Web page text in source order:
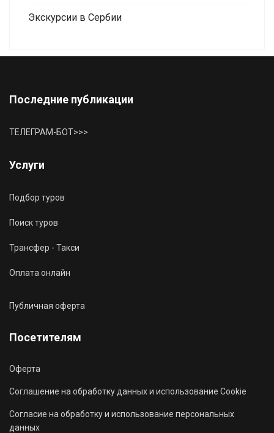
Экскурсии в Сербии
Последние публикации
ТЕЛЕГРАМ-БОТ>>>
Услуги
Подбор туров
Поиск туров
Трансфер - Такси
Оплата онлайн
Публичная оферта
Посетителям
Оферта
Соглашение на обработку данных и использование Cookie
Согласие на обработку и использование персональных
данных